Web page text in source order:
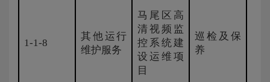
1-1-8
其他运行
维护服务
马尾区高
清视频监
控系统建
设运维项
目
巡检及保
养